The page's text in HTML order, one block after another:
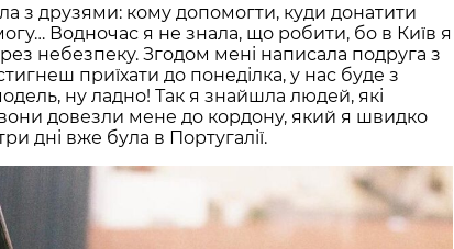
з друзями: кому допомогти, куди донатити
Водночас я не знала, що робити, бо в Київ я
небезпеку. Згодом мені написала подруга з
приїхати до понеділка, у нас буде з
ну ладно! Так я знайшла людей, які
довезли мене до кордону, який я швидко
дні вже була в Португалії.